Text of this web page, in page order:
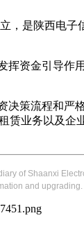
，是陕西电
资金引导
策流程和
业务以及
of Shaanxi
and upgrading.